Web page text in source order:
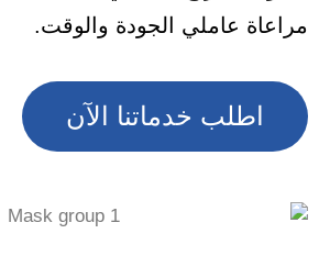
مراعاة عاملي الجودة والوقت.
اطلب خدماتنا الآن